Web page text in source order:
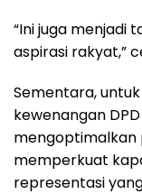
“Ini juga menjadi
aspirasi rakyat,”
Sementara,
kewenangan
mengoptimalkan
memperkuat
representasi